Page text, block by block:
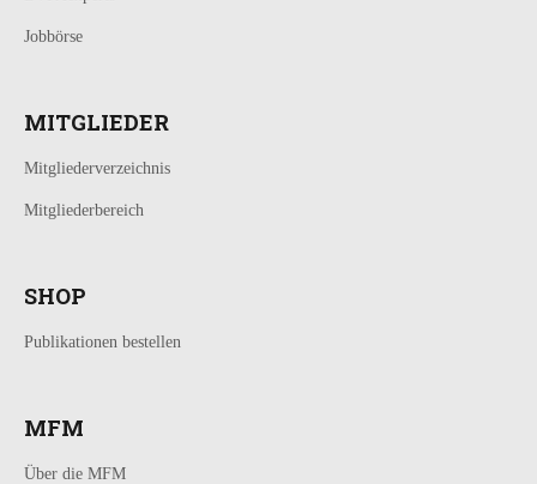
Jobbörse
MITGLIEDER
Mitgliederverzeichnis
Mitgliederbereich
SHOP
Publikationen bestellen
MFM
Über die MFM